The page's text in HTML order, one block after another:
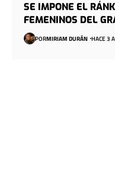
SE IMPONE EL
FEMENINOS DEL
PORMIRIAM DURÁN HACE 3